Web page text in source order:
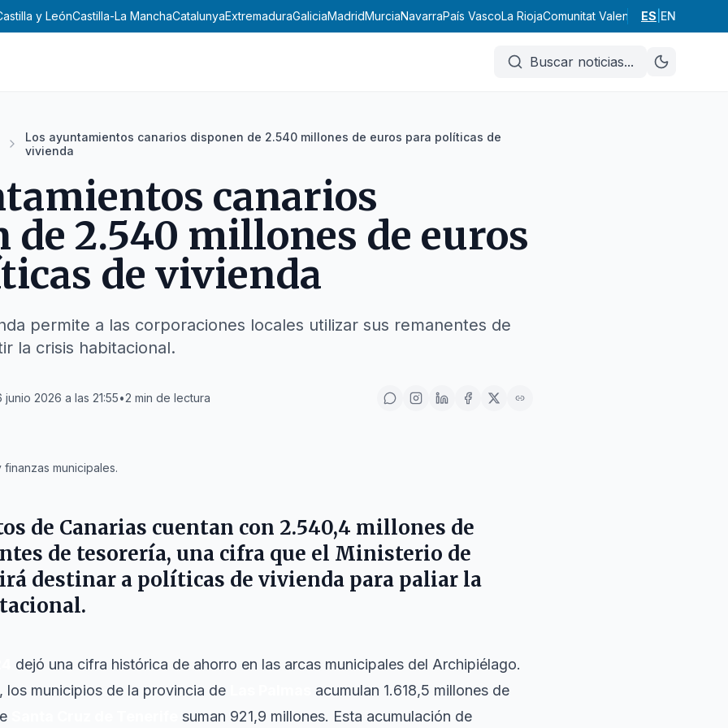
y LeónCastilla-La ManchaCatalunyaExtremaduraGaliciaMadridMurciaNavarraPaís VascoLa RiojaComunitat Valenciana Andalucía
ES EN
Buscar noticias...
Los ayuntamientos canarios disponen de 2.540 millones de euros para políticas de
vivienda
canarios
de 2.540 millones de euros
de vivienda
permite a las corporaciones locales utilizar sus remanentes de
la crisis habitacional.
junio 2026 a las 21:55•2 min de lectura
municipales.
de Canarias cuentan con 2.540,4 millones de
de tesorería, una cifra que el Ministerio de
destinar a políticas de vivienda para paliar la
dejó una cifra histórica de ahorro en las arcas municipales del Archipiélago.
los municipios de la provincia de
acumulan 1.618,5 millones de
suman 921,9 millones. Esta acumulación de